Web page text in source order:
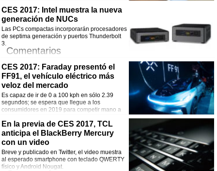
Comentarios
¡Comparte esta noticia!
Facebook
TwitterWhatsApp
CES 2017: Intel muestra la nueva
generación de NUCs
Las PCs compactas incorporarán procesadores
de septima generación y puertos Thunderbolt
3.
Comentarios
¡Comparte esta noticia!
Facebook
TwitterWhatsApp
CES 2017: Faraday presentó el
FF91, el vehículo eléctrico más
veloz del mercado
Es capaz de ir de 0 a 100 kph en sólo 2.39
segundos; se espera que llegue a los
consumidores en 2019 para competir mano a
Comentarios
¡Comparte esta noticia!
Facebook
Twitter
WhatsApp
Email
En la previa de CES 2017, TCL
anticipa el BlackBerry Mercury
con un video
Breve y publicado en Twitter, el video muestra
al esperado smartphone con teclado QWERTY
físico y Android Nougat.